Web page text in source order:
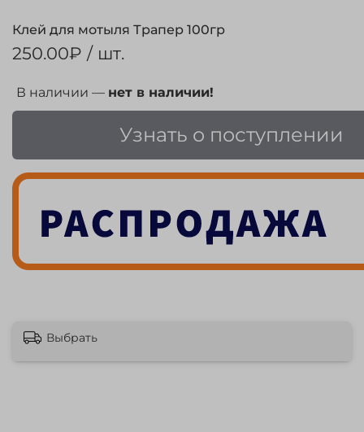
Клей для мотыля Трапер 100гр
250.00₽ / шт.
В наличии — нет в наличии!
Узнать о поступлении
Выбрать